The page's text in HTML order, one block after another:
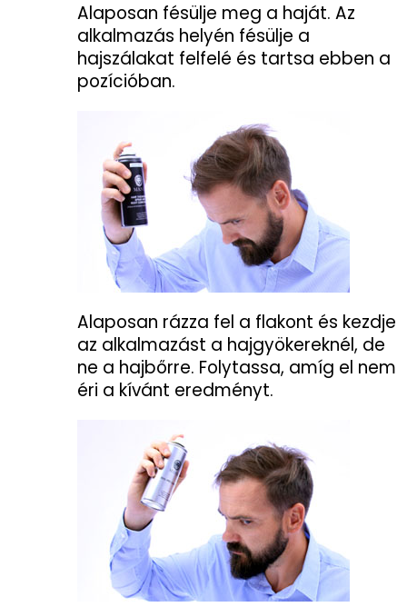
Alaposan fésülje meg a haját. Az
alkalmazás helyén fésülje a
hajszálakat felfelé és tartsa ebben a
pozícióban.
Alaposan rázza fel a flakont és kezdje
az alkalmazást a hajgyökereknél, de
ne a hajbőrre. Folytassa, amíg el nem
éri a kívánt eredményt.